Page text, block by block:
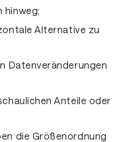
hinweg;
Alternative zu
Datenveränderungen
Anteile oder
die Größenordnung